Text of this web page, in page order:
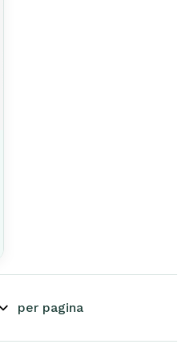
per pagina